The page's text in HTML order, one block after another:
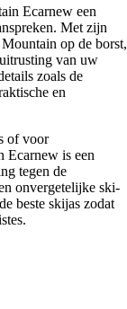
Ecarnew een
Met zijn
op de borst,
van uw
zoals de
en
of voor
Ecarnew is een
tegen de
onvergetelijke ski-
beste skijas zodat